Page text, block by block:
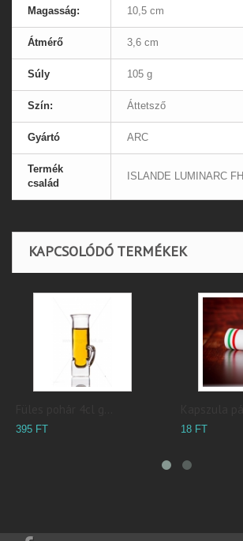
Magasság: 10,5 cm
Átmérő 3,6 cm
Súly 105 g
Szín: Áttetsző
Gyártó ARC
Termék
család
ISLANDE LUMINARC FH
KAPCSOLÓDÓ TERMÉKEK